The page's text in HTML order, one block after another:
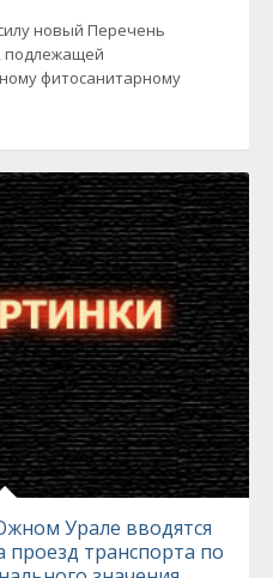
новый Перечень
подлежащей
фитосанитарному
Урале вводятся
проезд транспорта по